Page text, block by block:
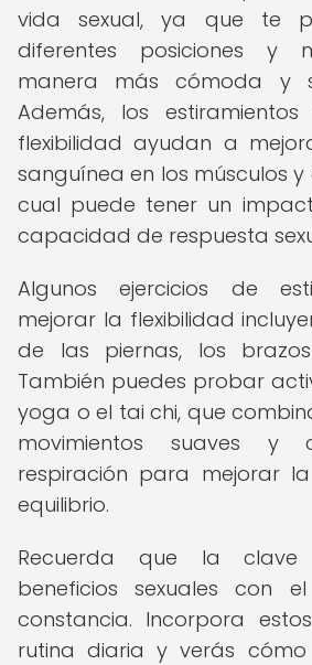
vida sexual, ya que te
diferentes posiciones y
manera más cómoda y
Además, los
flexibilidad ayudan a
sanguínea en los músculos y
cual puede tener un
capacidad de respuesta
Algunos ejercicios de
mejorar la flexibilidad
de las piernas, los
También puedes probar
yoga o el tai chi, que
movimientos suaves
respiración para mejorar
equilibrio.
Recuerda que la
beneficios sexuales con
constancia. Incorpora
rutina diaria y verás